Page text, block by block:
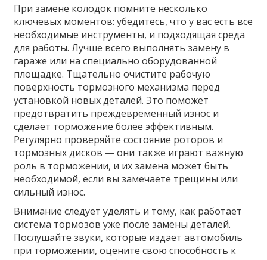
При замене колодок помните несколько
ключевых моментов: убедитесь, что у вас есть все
необходимые инструменты, и подходящая среда
для работы. Лучше всего выполнять замену в
гараже или на специально оборудованной
площадке. Тщательно очистите рабочую
поверхность тормозного механизма перед
установкой новых деталей. Это поможет
предотвратить преждевременный износ и
сделает торможение более эффективным.
Регулярно проверяйте состояние роторов и
тормозных дисков — они также играют важную
роль в торможении, и их замена может быть
необходимой, если вы замечаете трещины или
сильный износ.
Внимание следует уделять и тому, как работает
система тормозов уже после замены деталей.
Послушайте звуки, которые издает автомобиль
при торможении, оцените свою способность к